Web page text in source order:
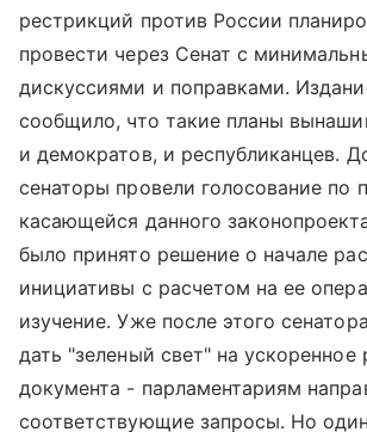
рестрикций против России
провести через Сенат с
дискуссиями и поправками.
сообщило, что такие планы
и демократов, и республиканцев.
сенаторы провели голосование по
касающейся данного
было принято решение о начале
инициативы с расчетом на ее
изучение. Уже после этого
дать "зеленый свет" на ускоренное
документа - парламентариям
соответствующие запросы. Но